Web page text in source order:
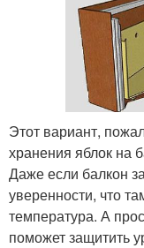
Этот вариант,
хранения яблок на
Даже если балкон
уверенности, что
температура. А
поможет защитить